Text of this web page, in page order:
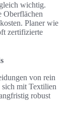
wichtig.
Oberflächen
Planer wie
zertifizierte
von rein
sich mit Textilien
robust